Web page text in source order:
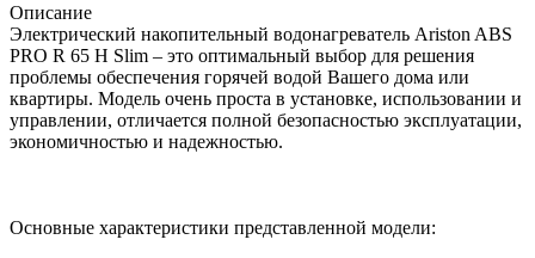
Описание
Электрический накопительный водонагреватель Ariston ABS
PRO R 65 H Slim – это оптимальный выбор для решения
проблемы обеспечения горячей водой Вашего дома или
квартиры. Модель очень проста в установке, использовании и
управлении, отличается полной безопасностью эксплуатации,
экономичностью и надежностью.
Основные характеристики представленной модели: